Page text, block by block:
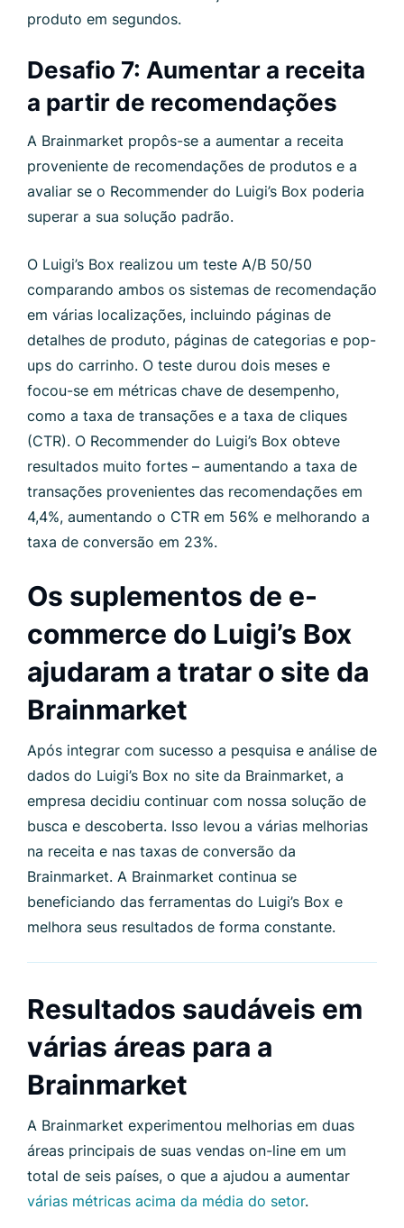
produto em segundos.
Desafio 7: Aumentar a receita
a partir de recomendações
A Brainmarket propôs-se a aumentar a receita
proveniente de recomendações de produtos e a
avaliar se o Recommender do Luigi’s Box poderia
superar a sua solução padrão.
O Luigi’s Box realizou um teste A/B 50/50
comparando ambos os sistemas de recomendação
em várias localizações, incluindo páginas de
detalhes de produto, páginas de categorias e pop-
ups do carrinho. O teste durou dois meses e
focou-se em métricas chave de desempenho,
como a taxa de transações e a taxa de cliques
(CTR). O Recommender do Luigi’s Box obteve
resultados muito fortes – aumentando a taxa de
transações provenientes das recomendações em
4,4%, aumentando o CTR em 56% e melhorando a
taxa de conversão em 23%.
Os suplementos de e-
commerce do Luigi’s Box
ajudaram a tratar o site da
Brainmarket
Após integrar com sucesso a pesquisa e análise de
dados do Luigi’s Box no site da Brainmarket, a
empresa decidiu continuar com nossa solução de
busca e descoberta. Isso levou a várias melhorias
na receita e nas taxas de conversão da
Brainmarket. A Brainmarket continua se
beneficiando das ferramentas do Luigi’s Box e
melhora seus resultados de forma constante.
Resultados saudáveis ​​em
várias áreas para a
Brainmarket
A Brainmarket experimentou melhorias em duas
áreas principais de suas vendas on-line em um
total de seis países, o que a ajudou a aumentar
várias métricas acima da média do setor.